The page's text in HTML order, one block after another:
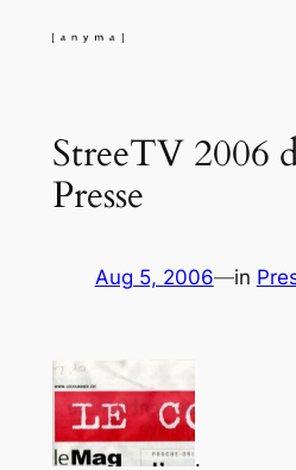
StreeTV 2006
Presse
Aug 5, 2006—in
.